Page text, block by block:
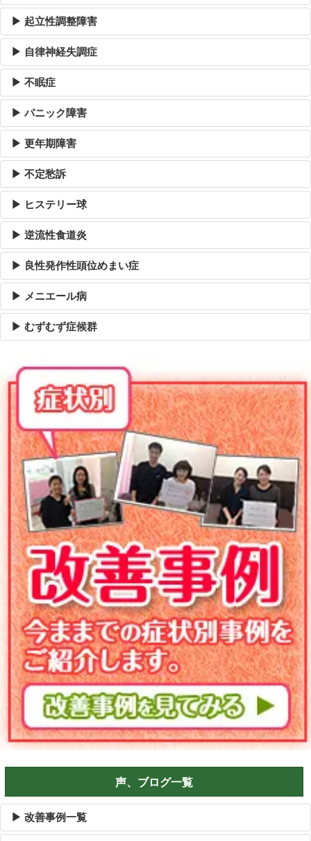
▶ 起立性調整障害
▶ 自律神経失調症
▶ 不眠症
▶ パニック障害
▶ 更年期障害
▶ 不定愁訴
▶ ヒステリー球
▶ 逆流性食道炎
▶ 良性発作性頭位めまい症
▶ メニエール病
▶ むずむず症候群
声、ブログ一覧
▶ 改善事例一覧